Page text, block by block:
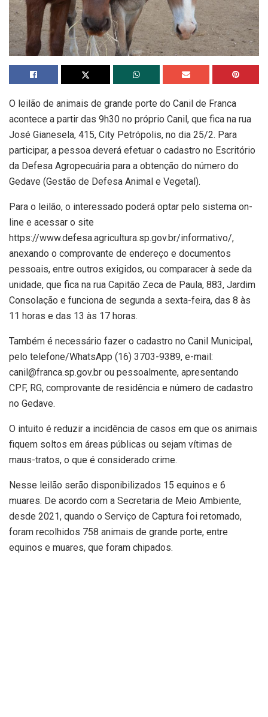
O leilão de animais de grande porte do Canil de Franca
acontece a partir das 9h30 no próprio Canil, que fica na rua
José Gianesela, 415, City Petrópolis, no dia 25/2. Para
participar, a pessoa deverá efetuar o cadastro no Escritório
da Defesa Agropecuária para a obtenção do número do
Gedave (Gestão de Defesa Animal e Vegetal).
Para o leilão, o interessado poderá optar pelo sistema on-
line e acessar o site
https://www.defesa.agricultura.sp.gov.br/informativo/,
anexando o comprovante de endereço e documentos
pessoais, entre outros exigidos, ou comparacer à sede da
unidade, que fica na rua Capitão Zeca de Paula, 883, Jardim
Consolação e funciona de segunda a sexta-feira, das 8 às
11 horas e das 13 às 17 horas.
Também é necessário fazer o cadastro no Canil Municipal,
pelo telefone/WhatsApp (16) 3703-9389, e-mail:
canil@franca.sp.gov.br ou pessoalmente, apresentando
CPF, RG, comprovante de residência e número de cadastro
no Gedave.
O intuito é reduzir a incidência de casos em que os animais
fiquem soltos em áreas públicas ou sejam vítimas de
maus-tratos, o que é considerado crime.
Nesse leilão serão disponibilizados 15 equinos e 6
muares. De acordo com a Secretaria de Meio Ambiente,
desde 2021, quando o Serviço de Captura foi retomado,
foram recolhidos 758 animais de grande porte, entre
equinos e muares, que foram chipados.